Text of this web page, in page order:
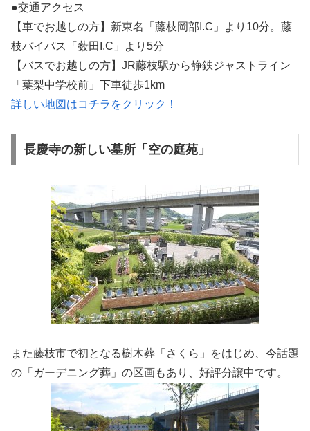
●交通アクセス
【車でお越しの方】新東名「藤枝岡部I.C」より10分。藤
枝バイパス「薮田I.C」より5分
【バスでお越しの方】JR藤枝駅から静鉄ジャストライン
「葉梨中学校前」下車徒歩1km
詳しい地図はコチラをクリック！
長慶寺の新しい墓所「空の庭苑」
また藤枝市で初となる樹木葬「さくら」をはじめ、今話題
の「ガーデニング葬」の区画もあり、好評分譲中です。